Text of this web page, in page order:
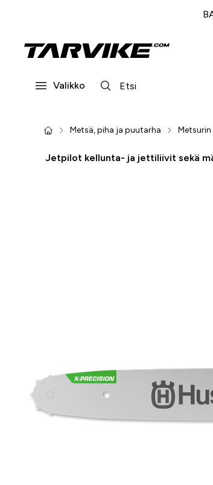
Valikko
Metsä, piha ja puutarha
Jetpilot kellunta- ja jettiliivit sekä